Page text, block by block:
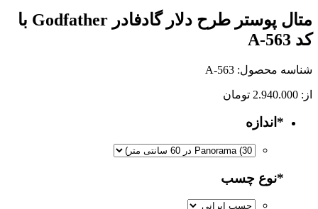
متال پوستر طرح دلار گادفادر Godfather با
کد A-563
شناسه محصول: A-563
از: 2.940.000 تومان
* اندازه
*نوع چسب